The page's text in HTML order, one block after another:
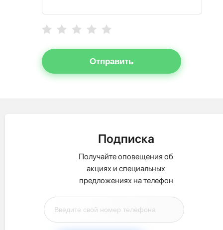
Отправить
Подписка
Получайте оповещения об
акциях и специальных
предложениях на телефон